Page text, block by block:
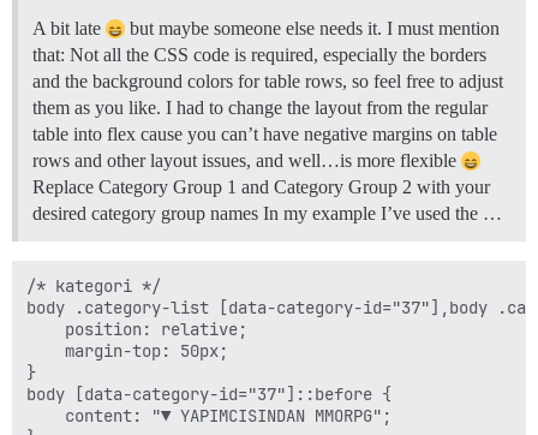
A bit late
but maybe someone else needs it. I must mention
that: Not all the CSS code is required, especially the borders
and the background colors for table rows, so feel free to adjust
them as you like. I had to change the layout from the regular
table into flex cause you can’t have negative margins on table
rows and other layout issues, and well…is more flexible
Replace Category Group 1 and Category Group 2 with your
desired category group names In my example I’ve used the …
/* kategori */
body .category-list [data-category-id="37"],body
    position: relative;
    margin-top: 50px;
}
body [data-category-id="37"]::before {
    content: "▼ YAPIMCISINDAN MMORPG";